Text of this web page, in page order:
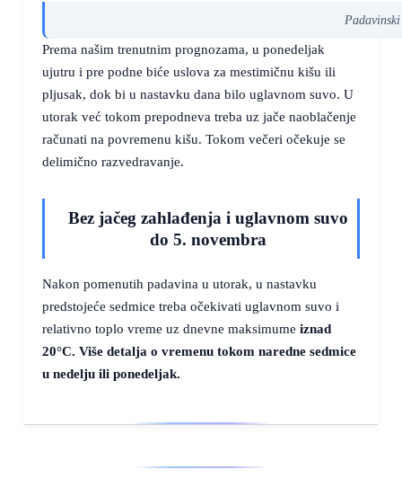
Prema našim trenutnim prognozama, u ponedeljak
ujutru i pre podne biće uslova za mestimičnu kišu ili
pljusak, dok bi u nastavku dana bilo uglavnom suvo. U
utorak već tokom prepodneva treba uz jače naoblačenje
računati na povremenu kišu. Tokom večeri očekuje se
delimično razvedravanje.
Bez jačeg zahlađenja i uglavnom suvo
do 5. novembra
Nakon pomenutih padavina u utorak, u nastavku
predstojeće sedmice treba očekivati uglavnom suvo i
relativno toplo vreme uz dnevne maksimume iznad
20°C. Više detalja o vremenu tokom naredne sedmice
u nedelju ili ponedeljak.